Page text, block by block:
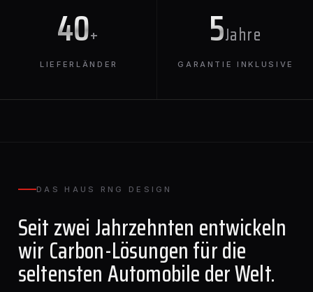
40+
LIEFERLÄNDER
5Jahre
GARANTIE INKLUSIVE
DAS HAUS RNG DESIGN
Seit zwei Jahrzehnten entwickeln
wir Carbon-Lösungen für die
seltensten Automobile der Welt.